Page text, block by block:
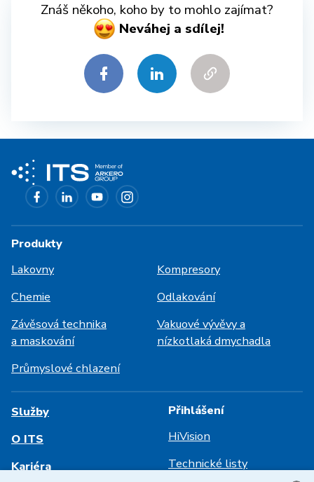
Znáš někoho, koho by to mohlo zajímat?
Neváhej a sdílej!
Produkty
Lakovny
Kompresory
Chemie
Odlakování
Závěsová technika
a maskování
Vakuové vývěvy a
nízkotlaká dmychadla
Průmyslové chlazení
Služby
O ITS
Kariéra
Přihlášení
HiVision
Technické listy